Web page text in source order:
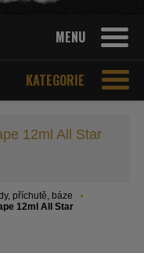
MENU
KATEGORIE
12ml All Star
příchutě, báze
12ml All Star